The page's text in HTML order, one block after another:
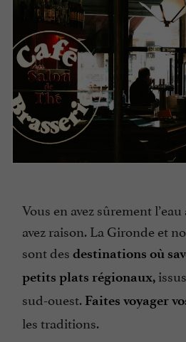
Vous en avez sûrement
avez raison. La Gironde et
sont des destinations où
petits plats régionaux,
sud-ouest. Faites voyager
les traditions.